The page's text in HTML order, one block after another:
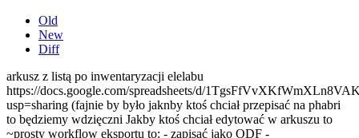
Old
New
Diff
arkusz z listą po inwentaryzacji elelabu https://docs.google.com/spreadsheets/d/1TgsFfVvXKfWmXLn8VAKDCh2CbBfDilG5AStklMg8gWU/edit?usp=sharing (fajnie by było jaknby ktoś chciał przepisać na phabri to będziemy wdzięczni Jakby ktoś chciał edytować w arkuszu to ~prosty workflow eksportu to: - zapisać jako ODF - wyeksportować z LibreOffice do CSV używając np. `↑` jako separatora i bez `"` przy polach - wrzucić w VS studio code albo inny edytor z rigczem - wrzucić multicursor na wszystkie linie - dodać `| ` na początkach - dodać ` |` na końcach - użyć szukaj na `↑`, - dodać zamień na ` | ` - zamienić wszystkie - wkleić tutaj | Gdzie | Co | Ilość | Czyje | Uwagi | | najwyzsza półka | zestaw śróbokrętów precyzyjnych z bitami | | | | | | zasilacz usb 3 porty | 3szt | | | | | kabel usb typ C | 9szt | | | | | kabel micro usb | 10szt | | | | | kabel mini USB | 10szt | | | | | USB C -> USB A | 5szt | | | | precyzyjne | zestaw imbusów | 1szt | opisany Gryglu | | | precyzyjne | zestaw śróbokrętów precyzyjnych | 2szt | | | | precyzyjne | zestaw śróbokrętów precyzyjnych | 1szt | | | | Przydasie + zapasy | ramka Foto | 1szt | | | | Przydasie + zapasy | moduł HDMI Legrand | 1szt | | | | Przydasie + zapasy | lekko zużyte gąbk do lutowania/czyściki | 2/6 szt | | | | Przydasie + zapasy | zasilacz din 24V 1A | 2szt | | | | Przydasie + zapasy | owijka do kabli | troche | | | | Przydasie + zapasy | szerokokątne moduły LED-owe wysokiej mocy | worek | | | | baterie | eneloop AA | 6szt | | | | | mikroskop | | Canis | | | zaciskarki + końcówki | sciągacz do izolacji (zaciskarka do koncówek oczkowych) + końcówki | 1szt | | | | zaciskarki + końcówki | końcówki RJ 45 | 13szt | | | | zaciskarki + końcówki | tulejki i zatyczki RJ45 | worek | | | | zaciskarki + końcówki | zaciskarka dupont | | Gryglu | | | zaciskarki + końcówki | zaciskarka do tulejek | | gryglu | | | zaciskarki + końcówki | nóż krosowniczy | 1szt | | | | zaciskarki + końcówki | zaciskarka do oczkowych | 1szt | | | | zaciskarki + końcówki | zestaw złączy do kabli | pudełko | | | | zaciskarki + końcówki | końcówki "samochodowe" | pudełko | Gryglu | | | zaciskarki + końcówki | zestaw narzędzi sieciowych | pudełko | Gryglu | | | kabelki i breadboard-y | breadboard Duży | 1szt | Pawel W | | | kabelki i breadboard-y | Sredni | 1szt | Gryglu | | | kabelki i breadboard-y | Małe | 2szt | | | | kabelki i breadboard-y | kabelki MF | worek | | | | kabelki i breadboard-y | kabelki FF | worek | | | | kabelki i breadboard-y | Kabelki MM | worek | | kończą sie | | kabelki i breadboard-y | zworki do Goldpin | worek | | | | chemia elektronika | kontakt S | puszeczka | | kończy sie | | chemia elektronika | Kontakt PR | 2 puszeczki | | | | chemia elektronika | niebieskie Locktite | 4 buteleczki | | | | chemia elektronika | czerwony Locktite | 1 buteleczka | | | | chemia elektronika | klej w spreju uniwersalny | 1 puszka | | | | chemia elektronika | pasta silikonowa H (termoprzewodząca) | 1 opak | | kończy sie | | chemia elektronika | smar silokonowo teflonowy (TF) | słoiczek | | kończy sie | | chemia elektronika | 2 in 1 Gun-Tuning Airsoft (smar czyszczący) | 1 puszeczka | (dexter) | | | chemia elektronika | odtłuszczacz | 1 buteleczka | | | | chemia elektronika | zmywacz CA | 1 buteleczka | | | | chemia elektronika | blue tac (czerwony) | 1/3 opak | | | | chemia elektronika | krem do rąk linea vit | 3 opak | | | | | lekki olej maszynowy | 1szt | | leje sie | | Kurs elektroniki (nie ruszać) | Nie ruszane | | | | | BNC 50ohm | BNC-krokodylki kabel | 6 szt | | | | BNC 50ohm | BNC-BNC kabel | 5 szt | | | | BNC 50ohm | N-Do radzieckiego generatora kabel | 1 szt | | | | BNC 50ohm | BNC-BNC długi kabel | 5 szt | | | | BNC 50ohm | BNC-niezakończony kabel | 5 szt | | | | BNC 50ohm | BNC trójnik | 5 szt | | | | BNC 50ohm | terminator BNC 50 ohm | 1 szt | | | | BNC 50ohm | przejściówka BNC-SMA Męskie | 1 szt | | | | pudelko SMD | Nie ruszane | | | | | przewody | głośnikowy | trochę | | | | przewody | LGY | trochę | | | | przewody | losowe | dużo | | | | | rezystory 0603 | tacka | | | | | rezystory 0805 | tacka | | | | | MERA-TRONIK licznik ze wstępnym ustawieniem typ C554 | 1 szt | | | | | rezystory 1k | bardzo dużo | T5 | | | laminat | arkusz | 3 szt | | | | laminat | ścinki | trochę | | | | luftdaten, D.oporowy,eppendorf | eppendorfki | pół worka | | | | luftdaten, D.oporowy,eppendorf | zestawy luftdaten | 2 szt | | | | luftdaten, D.oporowy,eppendorf | drut oporowy | koperta | | | | | złącza kluczowane raster 2.54mm | zestaw | gryglu | kończą się blaszki do żeńskich | | dolna półka | zasilacz HV POLON zwn 42 | 1 szt | | | | | generator @@@ | 1 szt | | | | | obciążenie Arachnid Labs RE:LOAD PRO | 1szt | kiteł | | | | zasilacz DC DIY | 1 szt | | | | | licznik velleman DM13MFC2 | 1 szt | | | | | oscyloskom HUNG CHANG 3502c 20MHz | 2 szt | | | | | generator DDS FY6800 | 2 szt | | | | | zasilacz laboratoryjny 0-35V 20A | 1 szt | | | | | oscyloskop TENMA 72-8230 60MHz 500MS/s | 1 szt | | | | | zasilacz stabilizowany "czerwony" | 1 szt | | | | | Multimetr laboratoryjny TENMA 72-8720 | 1 szt | | | | | multimetr laboratoryjny PHILLIPS PM 2534 | 1 szt | | | | | zasilacz laboratoryjny NDN DF1731SB3A dwa kanały 0-30V 0-3A, trzeci kanał 5V | 1 szt | | | | | woreczki strunowe 45x65mm | 2 opakowania | | | | | woreczki strunowe 50x75mm | 2 opakowania | | | | | woreczki strunowe 120x180mm | 1 opakowanie | | | | | lutownica transformatorowa | 3 szt | | | | multimetry | końcówki do bananów | zestaw | gryglu | | | multimetry | multimetr UNI-T M890G | 1 szt | | | | multimetry | multimetr ben electronic M92A | 1 szt | | | | multimetry | multimetr ALATRON MU-02D (chińczyk) | 1 szt | | | | multimetry | multimetr ALATRON MU-12L | 1 szt | | | | multimetry | multimetr UNI-T UT33D+ | 2 szt | | | | multimetry | pirometr TENMA 72-8730 | 1 szt | | | | multimetry | sondy do mierników czerwone | 11 szt | | | | multimetry | sondy do mierników czarne | 9 szt | | | | | przejściówka banan Męski(do miernika-krokodyl) | 3 szt | | | | | sondy z igłami <30V | 1 para | | | | | termopara do miernika | 2 szt | | | | | nożyki do skalpela | kilka | | | | | opornik dekadowy energoaparatura MDR-93/2-4a | 1 szt | | | | | lupa duża | 3 szt | | | | | klipsy biurowe małe | 11 szt | | | | | spinacze biurowe | dużo | | | | | długopisy | 10 szt | | | | | aparat kompakt panasonic DMC-LZ8 | 1 szt | wiktor | | | | linijka PCB | | | | | | linijka 40cm | | gryglu | | | | gumki recepturki | resztka | | | | | woreczki strunowe ISTAD 2.5L +1.2L | napoczęta paczka | | | | | woreczki strunowe ISTAD 6L + 4.5L | napoczęta paczka | | | | | lablarka Dymo LabelMenager 280 + zasilacz | 1szt | | | | | złącza z J | pudełko | Gryglu | | | Stół | trzecia ręka | 3szt | | | | | lampa z lupą | 2szt | | | | | Stacja lutownicza W.E.P 853DA (grot + hotair + zasilacz 0-15V) | 1szt | | | | | multimetr laboratoryjny PHILLIPS PM 2534 | 1szt | | | | | Stacja lutownicza zhaxoin 936D | 1szt | | | | | mata ESD | 1 szt | | | | | wyciąg do lutowania z uchwytem na PCB | 1szt | | | | | druciak do czyszczenoia grotów | 2szt | | | | | fiolka cyny | 2szt | | | | | skalpel | 3szt | | | | | 4 plecionki do rozlutowania | 4szt | | napoczęte | | | odsysacz do cyny | 4szt | | | | | kombinerki małe | 3szt | | | | | kombinerki duże | 1szt | | | | | ucinaki czoiłowe małe | 1szt | | | | | ucinaki boczne duże | 1szt | | | | | ucinaki boczne małe | 1szt | | | | | sciągacz do izolacji 1mm - 3,2mm | 2szt | | | | | sciągacz do izolacji 0,5mm - 2mm | 1szt | | | | | grzebalce | 2szt | | | | | sciągacz do izolacji 0,5mm (@@@) | 1szt | | | | | nożyczki | 5 par | | | | | szczypce do wyciągania układów | 2 szt | | | | | stacja lutownicza W.E.R 936 | 1szt | Łoś | | | | śrubokręt PZ1 | 1szt | | | | | śrubokręt PH0 | 2szt | | | | | śrubokręt PH1 | 1szt | | | | | śrubokręt T5 | 1szt | | | | | śrubokręt T6 | 1szt | | | | | śrubokręt T7 | 1szt | | | | | śrubokręt T8 | 1szt | | | | | śrubokręt Płaski 0 | 1szt | | | | | śrubokręt Płaski średni | 1szt | | | | | śrubokręt Płaski 6,2 | 1szt | | | | | śrubokręt Płaski małe | 3szt | | | | | tapeciak mały | 1szt | | | | | tapeciak duży | 1szt | | | | | pisak z farbą przewodzącą | 1szt | | | | | myjka ultradzwiękowa BAKU BK-3550 | 1szt | | | | | Zhaxoin Hot-Air 858D | 1szt | | | | | duże szufladki na rzeczy | | | | | | zestaw rurek termokurczliwych | 1opak | | | | KALLAXY | | | | | | RaspberryPi | RaspberryPi 2 Model B | 1 szt | | | | | Raspberry Pi zero | | | | | | RaspberryPi Camera Board | | | | | | Raspberry Pi Model A | 2 szt | | | | | kartymicrosd z adapterami | 6/4 | | | | | kabelek microUSB OTG | | | | | | adapter mini HDMI - HDMI | 2 szt | | | | | relayboard 4x na GPIO | | | | | | hub USB | | | | | | 2 kabelki ethernet | | | | | ARM,ATMEL,TEXAS Instruments | GERTBOARD | | | | | | TivaC Connected Launchpad | | Romeo | | | | RIoTBoard | | | | | | Atmel SAM4S Xplained | | | | | | Analog Devices FullSpeed USB galvanic isolator | | | | | | androidthings Pico Pro maker kit | | | | | Arduino,AVR,Atmel,Microchip | Xbee Shield bez modułu | | | | | | Arduino MEGA 2560 | 3 szt | | | | | Arduino MEGA ADK | 4 szt | | 1 bez stabilizatora | | | Arduino ADK Accessory Demo Shield | | | | | | Arduino Pro Mini | 2 szt | | | | | Arduino nano | 4 szt | | | | | jeenode v6 | 2 szt | | | | | MH-TINY | | | | | | RadioShack Camera shield | | | | | | Arduino UNO | 8 szt | | | | | AVRasp Mk II | | | | | | USBASP | | | | | | Arduino Leonardo | 2 szt | | | | | Arduino Ethernet | | | | | | przejś